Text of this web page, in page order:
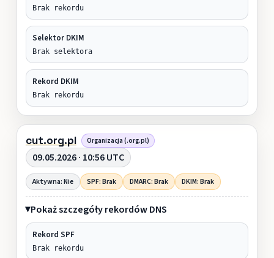
Brak rekordu
Selektor DKIM
Brak selektora
Rekord DKIM
Brak rekordu
cut.org.pl Organizacja (.org.pl)
09.05.2026 · 10:56 UTC
Aktywna: Nie SPF: Brak DMARC: Brak DKIM: Brak
Pokaż szczegóły rekordów DNS
Rekord SPF
Brak rekordu